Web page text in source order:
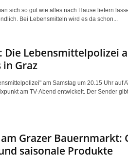
sich so gut wie alles nach Hause liefern
Bei Lebensmitteln wird es da schon...
Lebensmittelpolizei
Graz
am Samstag um 20.15 Uhr auf
am TV-Abend entwickelt. Der Sender
Grazer Bauernmarkt:
saisonale Produkte